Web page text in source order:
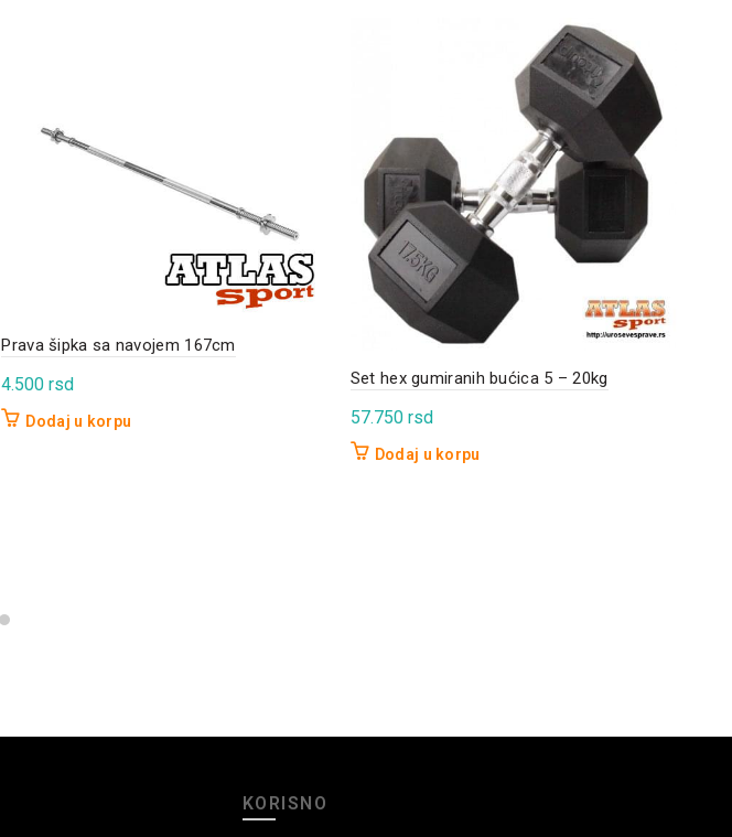
Prava šipka sa navojem 167cm
4.500rsd
Dodaj u korpu
Set hex gumiranih bućica 5 – 20kg
57.750 rsd
Dodaj u korpu
KORISNO